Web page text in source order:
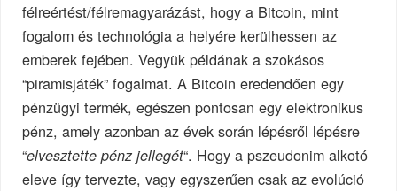
félreértést/félremagyarázást, hogy a Bitcoin, mint
fogalom és technológia a helyére kerülhessen az
emberek fejében. Vegyük példának a szokásos
“piramisjáték” fogalmat. A Bitcoin eredendően egy
pénzügyi termék, egészen pontosan egy elektronikus
pénz, amely azonban az évek során lépésről lépésre
“elvesztette pénz jellegét“. Hogy a pszeudonim alkotó
eleve így tervezte, vagy egyszerűen csak az evolúció